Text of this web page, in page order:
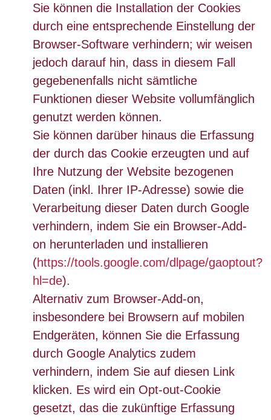
Sie können die Installation der Cookies
durch eine entsprechende Einstellung der
Browser-Software verhindern; wir weisen
jedoch darauf hin, dass in diesem Fall
gegebenenfalls nicht sämtliche
Funktionen dieser Website vollumfänglich
genutzt werden können.
Sie können darüber hinaus die Erfassung
der durch das Cookie erzeugten und auf
Ihre Nutzung der Website bezogenen
Daten (inkl. Ihrer IP-Adresse) sowie die
Verarbeitung dieser Daten durch Google
verhindern, indem Sie ein Browser-Add-
on herunterladen und installieren
(https://tools.google.com/dlpage/gaoptout?
hl=de).
Alternativ zum Browser-Add-on,
insbesondere bei Browsern auf mobilen
Endgeräten, können Sie die Erfassung
durch Google Analytics zudem
verhindern, indem Sie auf diesen Link
klicken. Es wird ein Opt-out-Cookie
gesetzt, das die zukünftige Erfassung